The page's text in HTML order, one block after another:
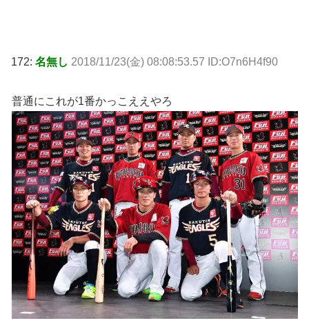
172: 名無し 2018/11/23(金) 08:08:53.57 ID:O7n6H4f90
普通にこれが1番かっこええやろ